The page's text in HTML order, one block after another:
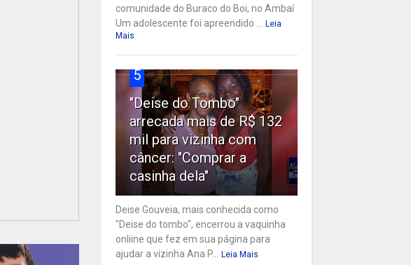
comunidade do Buraco do Boi, no Ambaí
Um adolescente foi apreendido ...
Leia
Mais
5
"Deise do Tombo"
arrecada mais de R$ 132
mil para vizinha com
câncer: "Comprar a
casinha dela"
Deise Gouveia, mais conhecida como
"Deise do tombo", encerrou a vaquinha
onliine que fez em sua página para
ajudar a vizinha Ana P...
Leia Mais